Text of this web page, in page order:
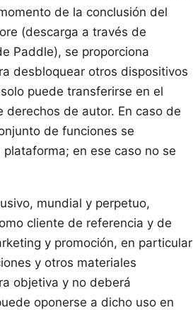
de la conclusión del
(descarga a través de
Paddle), se proporciona
desbloquear otros dispositivos
puede transferirse en el
de autor. En caso de
de funciones se
en ese caso no se
mundial y perpetuo,
cliente de referencia y de
y promoción, en particular
y otros materiales
objetiva y no deberá
oponerse a dicho uso en